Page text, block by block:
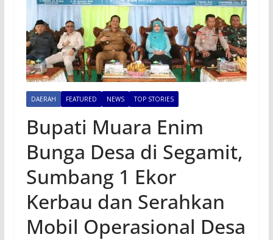
DAERAH FEATURED NEWS TOP STORIES
Bupati Muara Enim
Bunga Desa di Segamit,
Sumbang 1 Ekor
Kerbau dan Serahkan
Mobil Operasional Desa